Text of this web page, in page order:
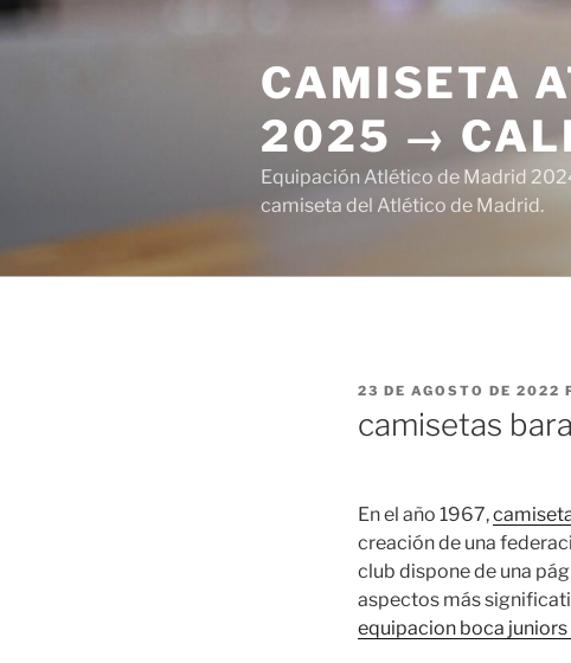
Saltar
al
CAMISETA
2025 →
Equipación Atlético de Madrid
camiseta del Atlético de Madrid.
PUBLICADO
23 DE AGOSTO DE 2022
camisetas
En el año 1967,
creación de una
club dispone de una
aspectos más
equipacion boca